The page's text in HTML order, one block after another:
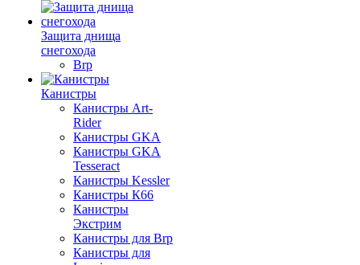
Защита днища
снегохода
Brp
Канистры
Канистры Art-
Rider
Канистры GKA
Канистры GKA
Tesseract
Канистры Kessler
Канистры К66
Канистры
Экстрим
Канистры для Brp
Канистры для